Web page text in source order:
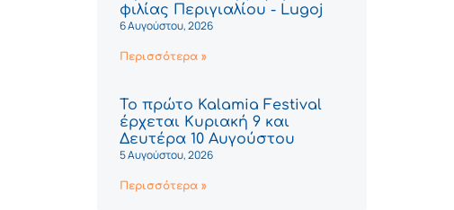
φιλίας Περιγιαλίου - Lugoj
6 Αυγούστου, 2026
Περισσότερα »
Το πρώτο Kalamia Festival
έρχεται Κυριακή 9 και
Δευτέρα 10 Αυγούστου
5 Αυγούστου, 2026
Περισσότερα »